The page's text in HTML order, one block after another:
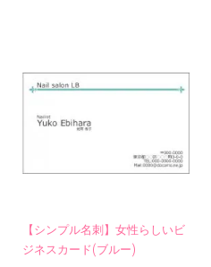
【シンプル名刺】女性らしいビ
ジネスカード(ブルー)